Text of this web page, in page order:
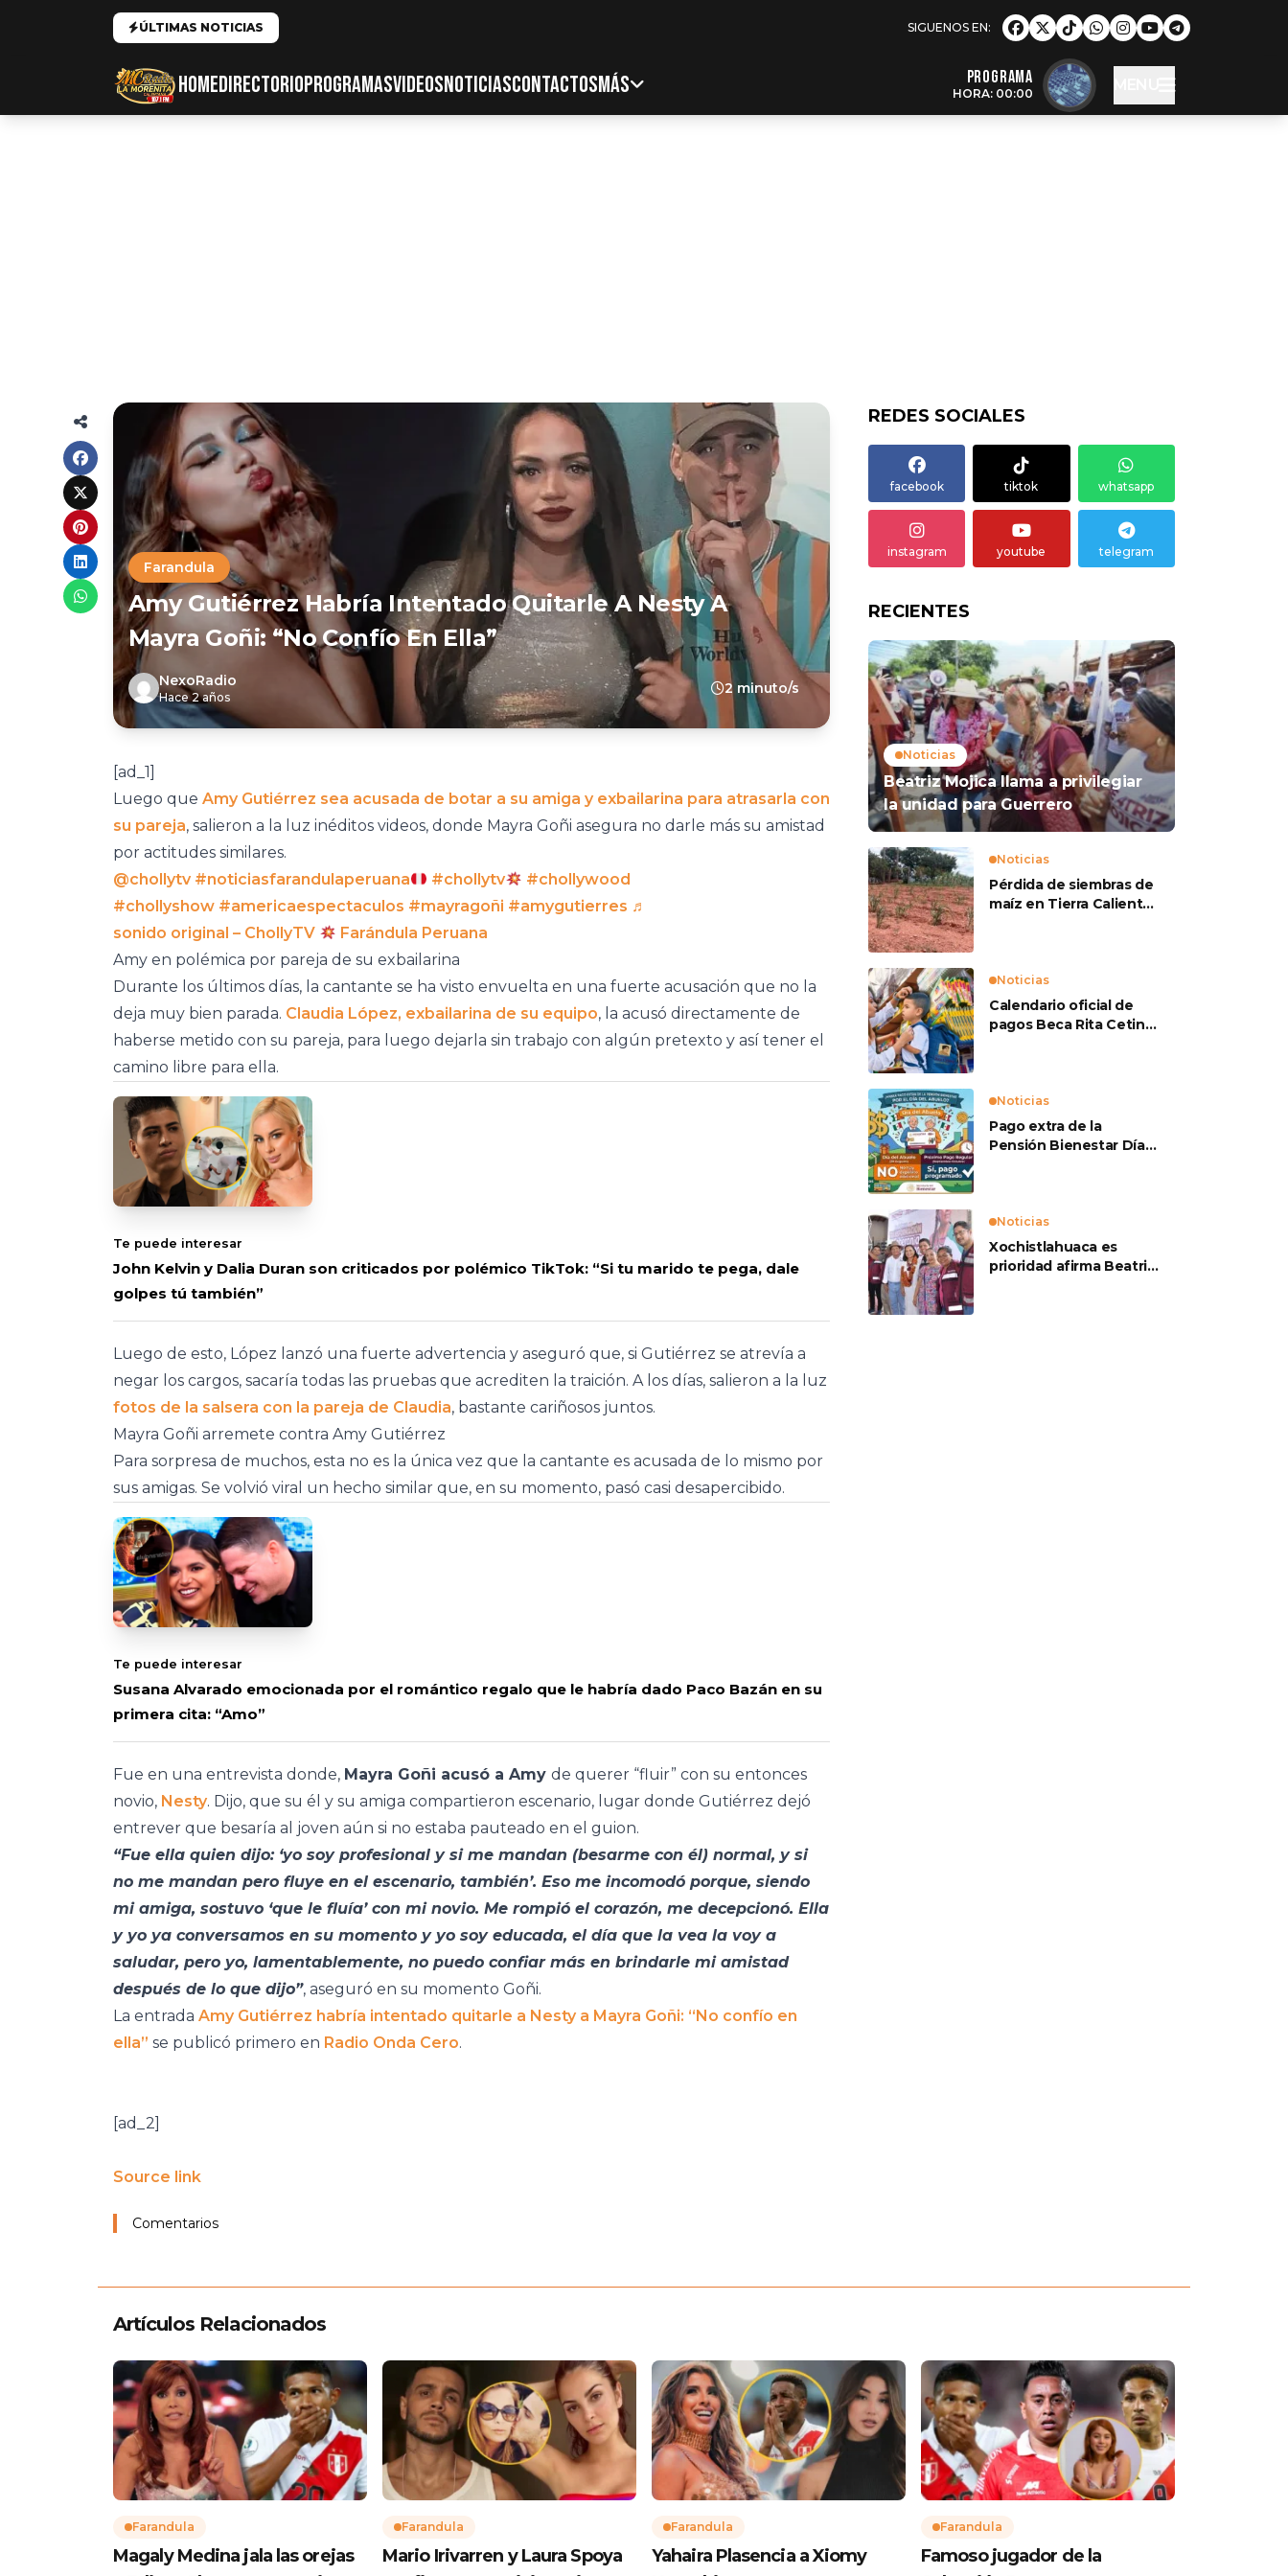
ÚLTIMAS NOTICIAS
HOMEDIRECTORIOPROGRAMASVIDEOSNOTICIASCONTACTOSMÁS Programa
HORA: 00:00
Farandula
Amy Gutiérrez Habría Intentado Quitarle A Nesty A
Mayra Goñi: “No Confío En Ella”
NexoRadio
Hace 2 años
2 minuto/s
[ad_1]
Luego que Amy Gutiérrez sea acusada de botar a su amiga y exbailarina para atrasarla con
su pareja, salieron a la luz inéditos videos, donde Mayra Goñi asegura no darle más su amistad
por actitudes similares.
@chollytv #noticiasfarandulaperuana #chollytv
#chollywood
#chollyshow #americaespectaculos #mayragoñi #amygutierres ♬
sonido original – ChollyTV
Farándula Peruana
Amy en polémica por pareja de su exbailarina
Durante los últimos días, la cantante se ha visto envuelta en una fuerte acusación que no la
deja muy bien parada. Claudia López, exbailarina de su equipo, la acusó directamente de
haberse metido con su pareja, para luego dejarla sin trabajo con algún pretexto y así tener el
camino libre para ella.
Te puede interesar
John Kelvin y Dalia Duran son criticados por polémico TikTok: “Si tu marido te pega, dale
golpes tú también”
Luego de esto, López lanzó una fuerte advertencia y aseguró que, si Gutiérrez se atrevía a
negar los cargos, sacaría todas las pruebas que acrediten la traición. A los días, salieron a la luz
fotos de la salsera con la pareja de Claudia, bastante cariñosos juntos.
Mayra Goñi arremete contra Amy Gutiérrez
Para sorpresa de muchos, esta no es la única vez que la cantante es acusada de lo mismo por
sus amigas. Se volvió viral un hecho similar que, en su momento, pasó casi desapercibido.
Te puede interesar
Susana Alvarado emocionada por el romántico regalo que le habría dado Paco Bazán en su
primera cita: “Amo”
Fue en una entrevista donde, Mayra Goñi acusó a Amy de querer “fluir” con su entonces
novio, Nesty. Dijo, que su él y su amiga compartieron escenario, lugar donde Gutiérrez dejó
entrever que besaría al joven aún si no estaba pauteado en el guion.
“Fue ella quien dijo: ‘yo soy profesional y si me mandan (besarme con él) normal, y si
no me mandan pero fluye en el escenario, también’. Eso me incomodó porque, siendo
mi amiga, sostuvo ‘que le fluía’ con mi novio. Me rompió el corazón, me decepcionó. Ella
y yo ya conversamos en su momento y yo soy educada, el día que la vea la voy a
saludar, pero yo, lamentablemente, no puedo confiar más en brindarle mi amistad
después de lo que dijo”, aseguró en su momento Goñi.
La entrada Amy Gutiérrez habría intentado quitarle a Nesty a Mayra Goñi: “No confío en
ella” se publicó primero en Radio Onda Cero.
[ad_2]
Source link
Comentarios
REDES SOCIALES
facebook tiktok whatsapp
instagram youtube telegram
RECIENTES
Noticias
Beatriz Mojica llama a privilegiar
la unidad para Guerrero
Noticias
Pérdida de siembras de
maíz en Tierra Caliente
Noticias
Calendario oficial de
pagos Beca Rita Cetina
Noticias
Pago extra de la
Pensión Bienestar Día
Noticias
Xochistlahuaca es
prioridad afirma Beatriz
Artículos Relacionados
Farandula
Magaly Medina jala las orejas
Farandula
Mario Irivarren y Laura Spoya
Farandula
Yahaira Plasencia a Xiomy
Farandula
Famoso jugador de la